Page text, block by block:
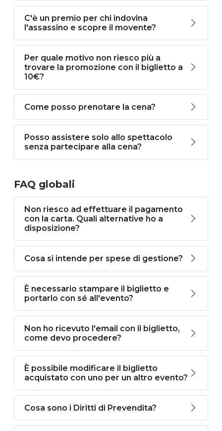
C'è un premio per chi indovina
l'assassino e scopre il movente?
Per quale motivo non riesco più a
trovare la promozione con il biglietto a
10€?
Come posso prenotare la cena?
Posso assistere solo allo spettacolo
senza partecipare alla cena?
FAQ globali
Non riesco ad effettuare il pagamento
con la carta. Quali alternative ho a
disposizione?
Cosa si intende per spese di gestione?
È necessario stampare il biglietto e
portarlo con sé all'evento?
Non ho ricevuto l'email con il biglietto,
come devo procedere?
È possibile modificare il biglietto
acquistato con uno per un altro evento?
Cosa sono i Diritti di Prevendita?